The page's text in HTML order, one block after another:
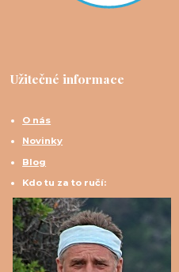
Užitečné informace
O nás
Novinky
Blog
Kdo tu za to ručí: